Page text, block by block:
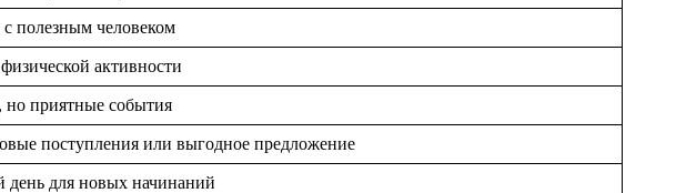
с полезным человеком
активности
приятные события
поступления или выгодное предложение
день для новых начинаний